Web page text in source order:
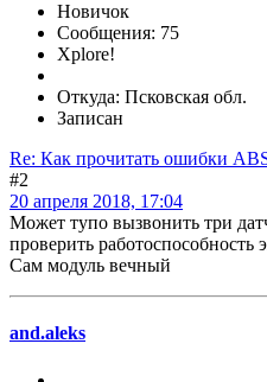
Новичок
Сообщения: 75
Xplore!
Откуда: Псковская обл.
Записан
Re: Как прочитать ошибки
#2
20 апреля 2018, 17:04
Может тупо вызвонить три
проверить работоспособность
Сам модуль вечный
and.aleks